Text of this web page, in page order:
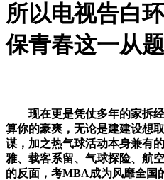
所以电视告白
保青春这一从题
现在更是凭仗多年的家拆经
算你的豪爽，无论是建建设想
谋，加之热气球活动本身兼有
雅、载客系留、气球探险、航
的反面，考MBA成为风靡全国